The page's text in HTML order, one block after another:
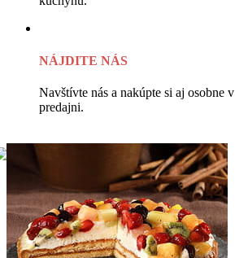
NÁJDITE NÁS
Navštívte nás a nakúpte si aj osobne
predajni.